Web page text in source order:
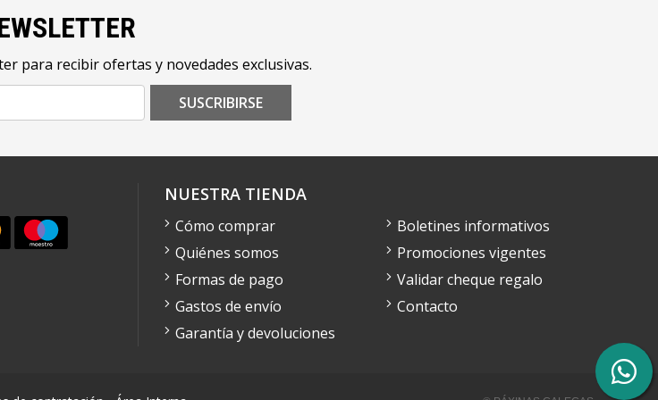
para recibir ofertas y novedades exclusivas.
SUSCRIBIRSE
NUESTRA TIENDA
Cómo comprar
Quiénes somos
Formas de pago
Gastos de envío
Garantía y devoluciones
Boletines informativos
Promociones vigentes
Validar cheque regalo
Contacto